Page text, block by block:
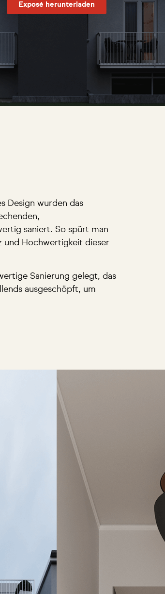
Exposé herunterladen
Design wurden das
saniert. So spürt man
und Hochwertigkeit dieser
Sanierung gelegt, das
ausgeschöpft, um